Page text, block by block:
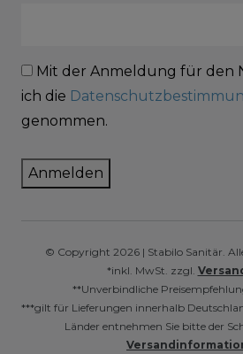
Mit der Anmeldung für den
ich die
genommen.
Anmelden
© Copyright 2026 | Stabilo Sanitär.
*inkl. MwSt. zzgl.
**Unverbindliche
***gilt für Lieferungen innerhalb
Länder entnehmen Sie bitte der